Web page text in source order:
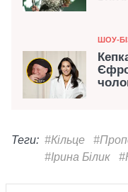
ШОУ-
Теги: #Кільце
#Ірина Білик